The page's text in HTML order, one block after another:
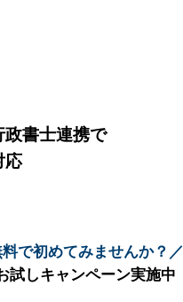
政書士連携で
応
で初めてみませんか？／
試しキャンペーン実施中